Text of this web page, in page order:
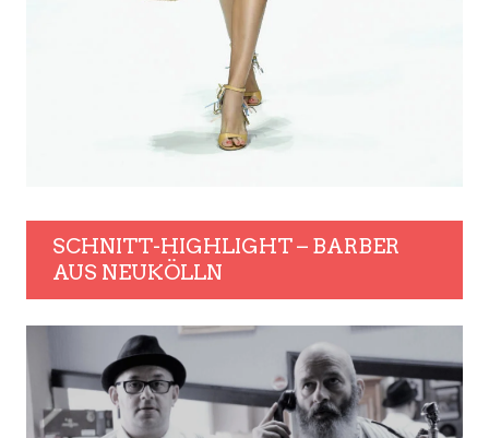
SCHNITT-HIGHLIGHT – BARBER
AUS NEUKÖLLN